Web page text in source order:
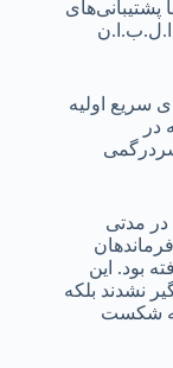
سریع اولیه‌
در
در مدتی
بود. این
نشدند بلکه
به شکست